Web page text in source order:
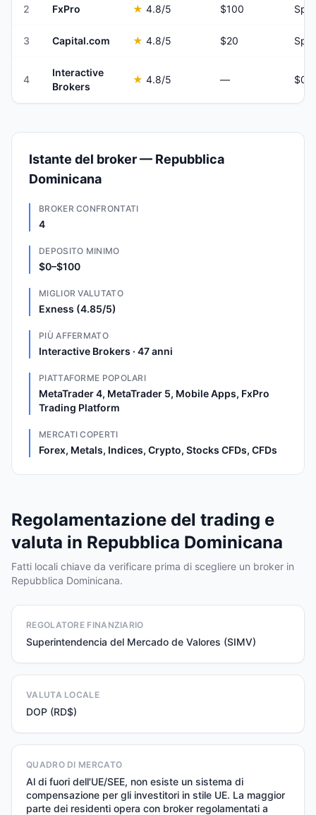
2 FxPro ★ 4.8/5 $100
3 Capital.com ★ 4.8/5 $20
4
Interactive
Brokers
★ 4.8/5 —
Istante del broker — Repubblica
Dominicana
BROKER CONFRONTATI
4
DEPOSITO MINIMO
$0–$100
MIGLIOR VALUTATO
Exness (4.85/5)
PIÙ AFFERMATO
Interactive Brokers · 47 anni
PIATTAFORME POPOLARI
MetaTrader 4, MetaTrader 5, Mobile Apps, FxPro
Trading Platform
MERCATI COPERTI
Forex, Metals, Indices, Crypto, Stocks CFDs, CFDs
Regolamentazione del trading e
valuta in Repubblica Dominicana
Fatti locali chiave da verificare prima di scegliere un broker in
Repubblica Dominicana.
REGOLATORE FINANZIARIO
Superintendencia del Mercado de Valores (SIMV)
VALUTA LOCALE
DOP (RD$)
QUADRO DI MERCATO
Al di fuori dell'UE/SEE, non esiste un sistema di
compensazione per gli investitori in stile UE. La maggior
parte dei residenti opera con broker regolamentati a